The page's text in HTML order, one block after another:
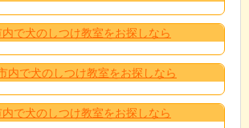
内で犬のしつけ教室をお探しなら
内で犬のしつけ教室をお探しなら
で犬のしつけ教室をお探しなら